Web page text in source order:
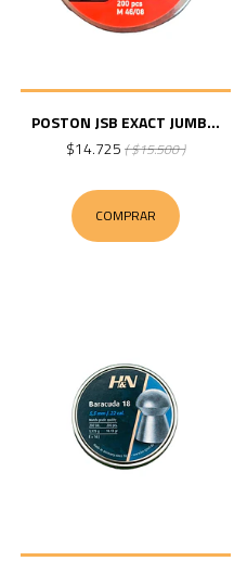
POSTON JSB EXACT JUMB...
$14.725 ( $15.500 )
COMPRAR